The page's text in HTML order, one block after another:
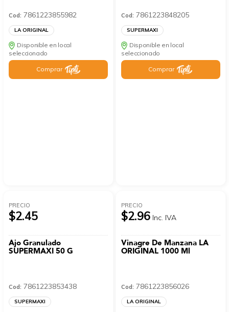
Cod: 7861223855982
LA ORIGINAL
Disponible en local
seleccionado
Comprar
Cod: 7861223848205
SUPERMAXI
Disponible en local
seleccionado
Comprar
PRECIO
$2.45
Ajo Granulado
SUPERMAXI 50 G
Cod: 7861223853438
SUPERMAXI
PRECIO
$2.96 Inc. IVA
Vinagre De Manzana LA
ORIGINAL 1000 Ml
Cod: 7861223856026
LA ORIGINAL